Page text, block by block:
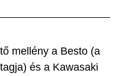
mellény a Besto (a
és a Kawasaki